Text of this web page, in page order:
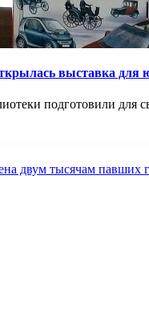
выставка для
подготовили для